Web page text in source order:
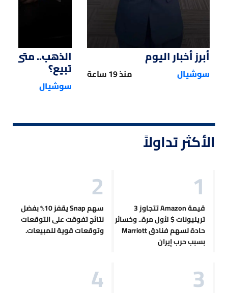
أبرز أخبار اليوم
سوشيال منذ 19 ساعة
الذهب.. متى
تبيع؟
سوشيال
الأكثر تداولاً
قيمة Amazon تتجاوز 3
تريليونات $ لأول مرة.. وخسائر
حادة لسهم فنادق Marriott
بسبب حرب إيران
سهم Snap يقفز 10% بفضل
نتائج تفوقت على التوقعات
وتوقعات قوية للمبيعات.